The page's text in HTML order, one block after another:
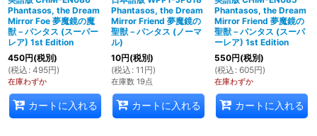
Phantasos, the Dream
Mirror Foe 夢魔鏡の魔
獣－パンタス (スーパー
レア) 1st Edition
450円(税別)
(税込 : 495円)
在庫わずか
カートに入れる
Phantasos, the Dream
Mirror Friend 夢魔鏡の
聖獣－パンタス (ノーマ
ル)
10円(税別)
(税込 : 11 円)
在庫数 19点
カートに入れる
Phantasos, the Dream
Mirror Friend 夢魔鏡の
聖獣－パンタス (スーパ
ーレア) 1st Edition
550円(税別)
(税込 : 605円)
在庫わずか
カートに入れる